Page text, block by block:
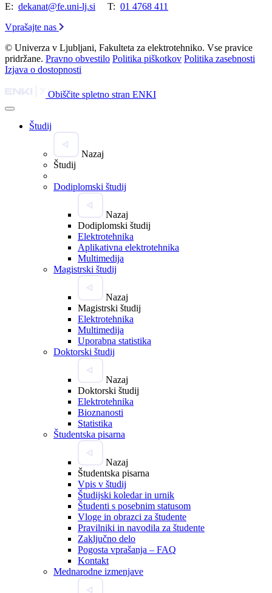
E: dekanat@fe.uni-lj.si T: 01 4768 411
Vprašajte nas
© Univerza v Ljubljani, Fakulteta za elektrotehniko. Vse pravice
pridržane. Pravno obvestilo Politika piškotkov Politika zasebnosti
Izjava o dostopnosti
Obiščite spletno stran ENKI
Študij
Nazaj
Študij
Dodiplomski študij
Nazaj
Dodiplomski študij
Elektrotehnika
Aplikativna elektrotehnika
Multimedija
Magistrski študij
Nazaj
Magistrski študij
Elektrotehnika
Multimedija
Uporabna statistika
Doktorski študij
Nazaj
Doktorski študij
Elektrotehnika
Bioznanosti
Statistika
Študentska pisarna
Nazaj
Študentska pisarna
Vpis v študij
Študijski koledar in urnik
Študenti s posebnim statusom
Vloge in obrazci za študente
Pravilniki in navodila za študente
Zaključno delo
Pogosta vprašanja – FAQ
Kontakt
Mednarodne izmenjave